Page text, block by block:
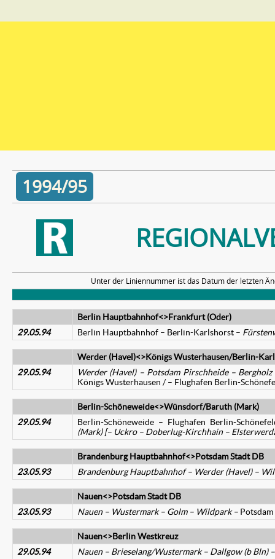
1994/95
Unter der Liniennummer ist das Datum der letzten
Berlin Hauptbahnhof<>Frankfurt (Oder)
29.05.94
Berlin Hauptbahnhof – Berlin-Karlshorst –
Werder (Havel)<>Königs Wusterhausen/Berlin-
29.05.94
Werder (Havel) – Potsdam Pirschheide –
Königs Wusterhausen / – Flughafen Berlin-
Berlin-Schöneweide<>Wünsdorf/Baruth (Mark)
29.05.94
Berlin-Schöneweide – Flughafen Berlin-
(Mark) [– Uckro – Doberlug-Kirchhain –
Brandenburg Hauptbahnhof<>Potsdam Stadt DB
23.05.93
Brandenburg Hauptbahnhof – Werder (Havel) –
Nauen<>Potsdam Stadt DB
23.05.93
Nauen – Wustermark – Golm – Wildpark –
Nauen<>Berlin Westkreuz
29.05.94
Nauen – Brieselang/Wustermark – Dallgow (b Bln) –